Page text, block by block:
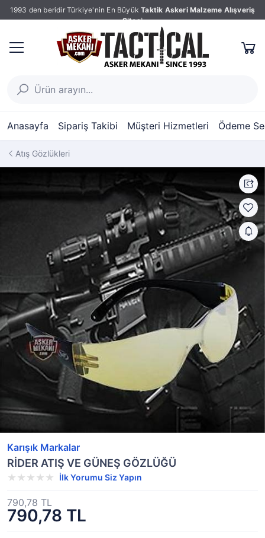
1993 den beridir Türkiye'nin En Büyük Taktik Askeri Malzeme Alışveriş
Sitesi
Anasayfa Sipariş Takibi Müşteri Hizmetleri Ödeme
Atış Gözlükleri
Karışık Markalar
RİDER ATIŞ VE GÜNEŞ GÖZLÜĞÜ
İlk Yorumu Siz Yapın
790,78 TL
790,78 TL